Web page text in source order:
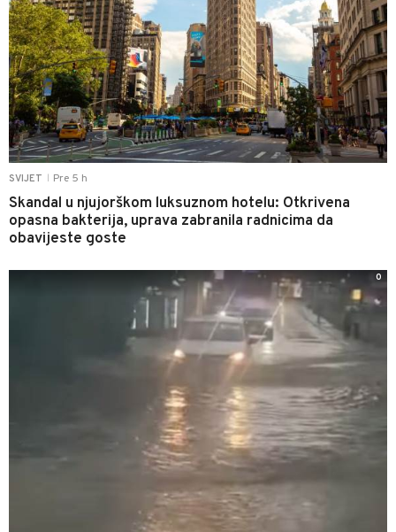
SVIJET Pre 5 h
Skandal u njujorškom luksuznom hotelu: Otkrivena
opasna bakterija, uprava zabranila radnicima da
obavijeste goste
0